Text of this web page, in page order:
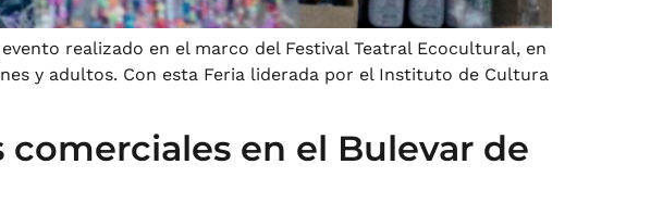
realizado en el marco del Festival Teatral Ecocultural, en
y adultos. Con esta Feria liderada por el Instituto de Cultura
en el Bulevar de